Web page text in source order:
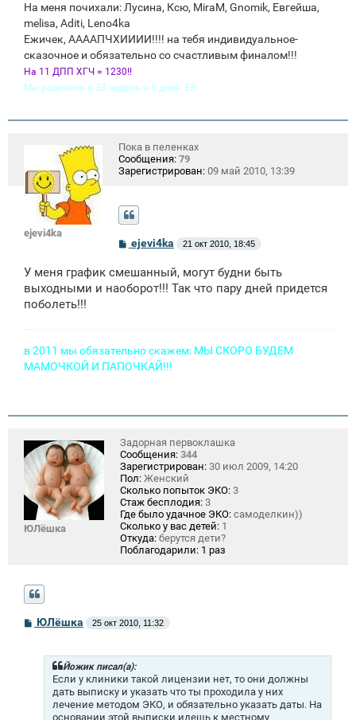
На меня почихали: Лусина, Ксю, MiraM, Gnomik, Евгейша,
melisa, Aditi, Leno4ka
Ежичек, ААААПЧХИИИИ!!!! на тебя индивидуальное-
сказочное и обязательно со счастливым финалом!!!
На 11 ДПП ХГЧ = 1230!!
Мы родились в 38 недель и 6 дней. ЕР
ejevi4ka
Пока в пеленках
Сообщения: 79
Зарегистрирован: 09 май 2010, 13:39
С
о
б
щ
ejevi4ka 21 окт 2010, 18:45
У меня график смешанный, могут будни быть
выходными и наоборот!!! Так что пару дней придется
поболеть!!!
в 2011 мы обязательно скажем: МЫ СКОРО БУДЕМ
МАМОЧКОЙ И ПАПОЧКАЙ!!!
ЮЛёшка
Задорная первоклашка
Сообщения: 344
Зарегистрирован: 30 июл 2009, 14:20
Пол: Женский
Сколько попыток ЭКО: 3
Стаж бесплодия: 3
Где было удачное ЭКО: самоделкин))
Сколько у вас детей: 1
Откуда: берутся дети?
Поблагодарили: 1 раз
СЮЛёшка 25 окт 2010, 11:32
Йожик писал(а):
Если у клиники такой лицензии нет, то они должны
дать выписку и указать что ты проходила у них
лечение методом ЭКО, и обязательно указать даты. На
основании этой выписки идешь к местному